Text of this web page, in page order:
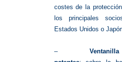
costes de la
los principales
Estados Unidos o
–